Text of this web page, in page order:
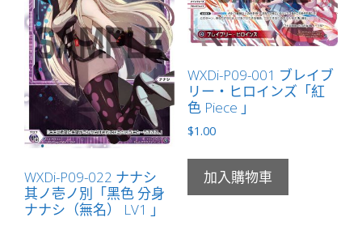
WXDi-P09-022 ナナシ
其ノ壱ノ別「黑色 分身
ナナシ（無名） LV1 」
WXDi-P09-001 ブレイブ
リー・ヒロインズ「紅
色 Piece 」
$1.00
加入購物車